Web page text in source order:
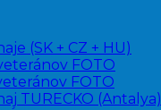
(SK + CZ + HU)
FOTO
FOTO
TURECKO (Antalya)